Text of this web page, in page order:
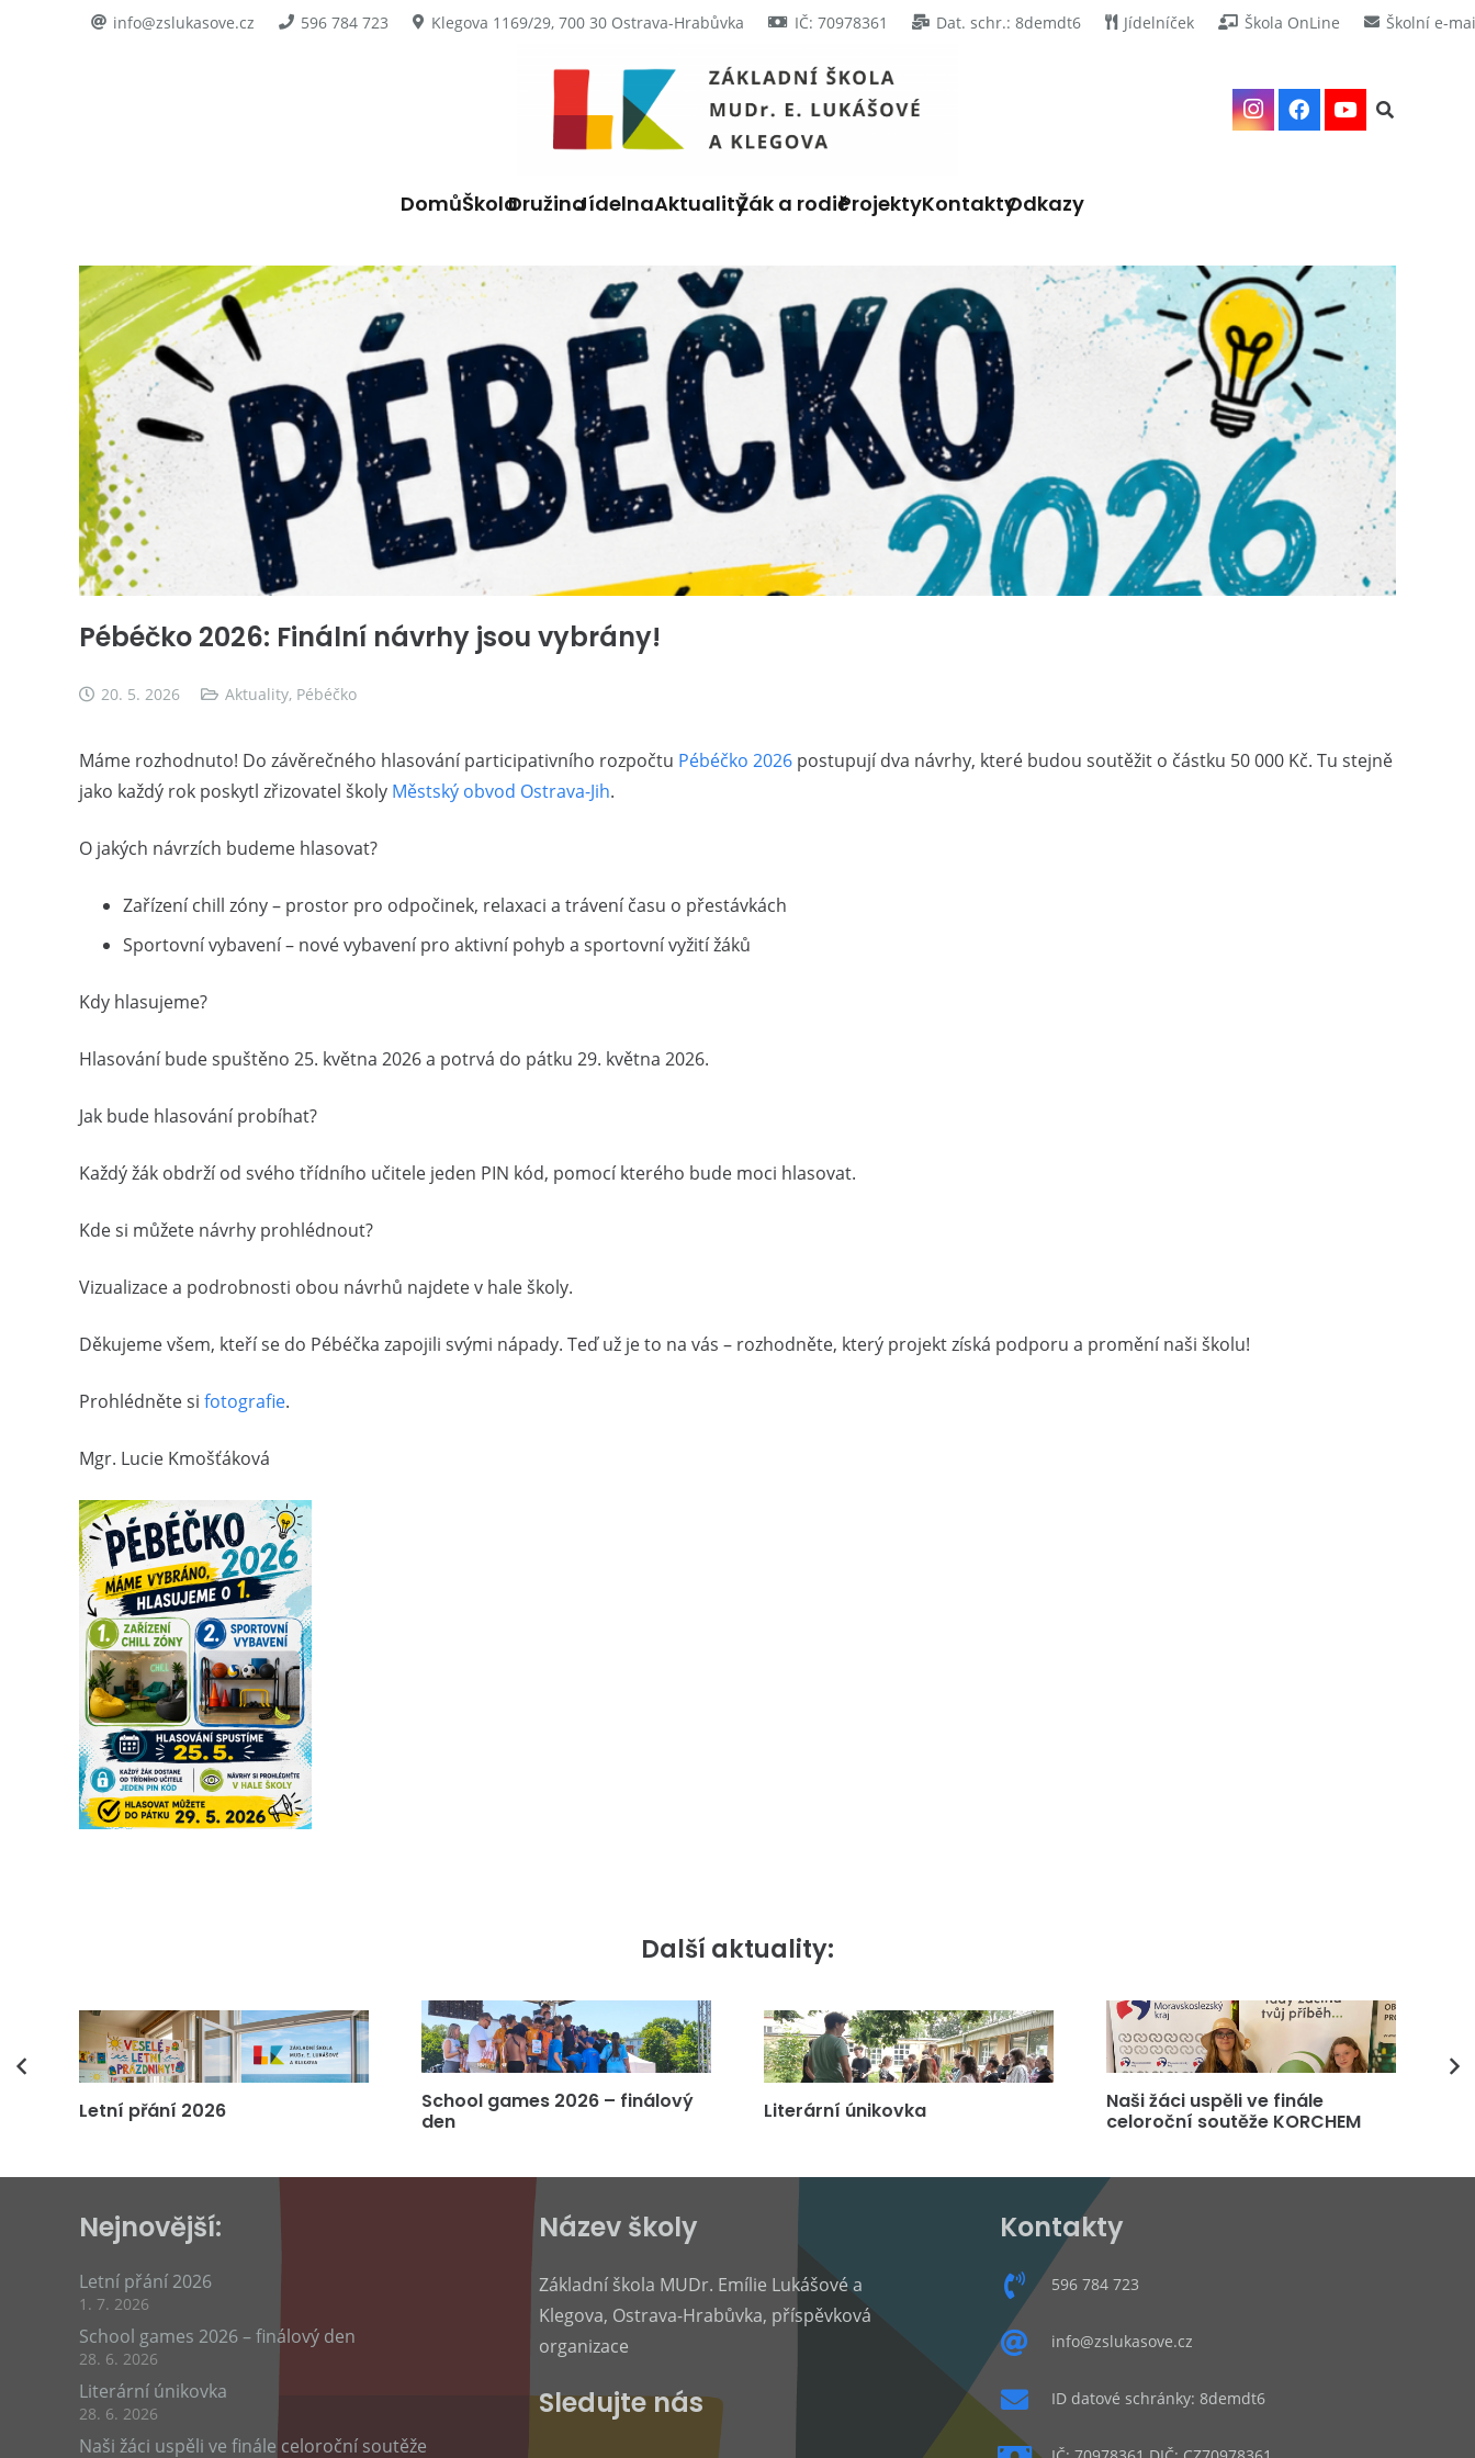
info@zslukasove.cz 596 784 723 Klegova 1169/29, 700 30 Ostrava-Hrabůvka IČ: 70978361 Dat. schr.: 8demdt6 Jídelníček Škola OnLine Školní e-
DomůŠkolaDružinaJídelnaAktualityŽák a rodičProjektyKontaktyOdkazy
Pébéčko 2026: Finální návrhy jsou vybrány!
20. 5. 2026 Aktuality, Pébéčko
Máme rozhodnuto! Do závěrečného hlasování participativního rozpočtu Pébéčko 2026 postupují dva návrhy, které budou soutěžit o částku 50 000 Kč. Tu stejně
jako každý rok poskytl zřizovatel školy Městský obvod Ostrava-Jih.
O jakých návrzích budeme hlasovat?
Zařízení chill zóny – prostor pro odpočinek, relaxaci a trávení času o přestávkách
Sportovní vybavení – nové vybavení pro aktivní pohyb a sportovní vyžití žáků
Kdy hlasujeme?
Hlasování bude spuštěno 25. května 2026 a potrvá do pátku 29. května 2026.
Jak bude hlasování probíhat?
Každý žák obdrží od svého třídního učitele jeden PIN kód, pomocí kterého bude moci hlasovat.
Kde si můžete návrhy prohlédnout?
Vizualizace a podrobnosti obou návrhů najdete v hale školy.
Děkujeme všem, kteří se do Pébéčka zapojili svými nápady. Teď už je to na vás – rozhodněte, který projekt získá podporu a promění naši školu!
Prohlédněte si fotografie.
Mgr. Lucie Kmošťáková
Další aktuality:
Letní přání 2026
School games 2026 – finálový
den
Literární únikovka
Naši žáci uspěli ve finále
celoroční soutěže KORCHEM
Nejnovější:
Letní přání 2026
1. 7. 2026
School games 2026 – finálový den
28. 6. 2026
Literární únikovka
28. 6. 2026
Naši žáci uspěli ve finále celoroční soutěže
Název školy
Základní škola MUDr. Emílie Lukášové a
Klegova, Ostrava-Hrabůvka, příspěvková
organizace
Sledujte nás
Kontakty
596 784 723
info@zslukasove.cz
ID datové schránky: 8demdt6